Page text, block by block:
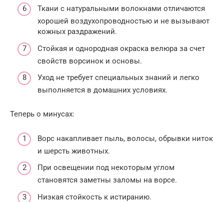
Ткани с натуральными волокнами отличаются
хорошей воздухопроводностью и не вызывают
кожных раздражений.
Стойкая и однородная окраска велюра за счет
свойств ворсинок и основы.
Уход не требует специальных знаний и легко
выполняется в домашних условиях.
Теперь о минусах:
Ворс накапливает пыль, волосы, обрывки ниток
и шерсть животных.
При освещении под некоторым углом
становятся заметны заломы на ворсе.
Низкая стойкость к истиранию.